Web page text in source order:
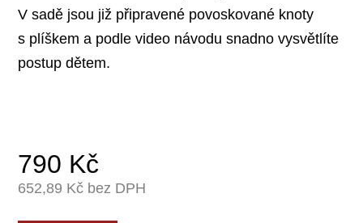
V sadě jsou již připravené povoskované knoty
s plíškem a podle video návodu snadno vysvětlíte
postup dětem.
790 Kč
652,89 Kč bez DPH